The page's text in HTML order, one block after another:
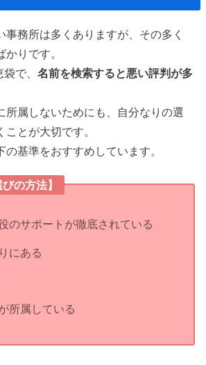
事務所は多くありますが、その多く
りです。
袋で、名前を検索すると悪い評判が多
所属しないためにも、自分なりの選
とが大切です。
の基準をおすすめしています。
の方法】
のサポートが徹底されている
にある
所属している